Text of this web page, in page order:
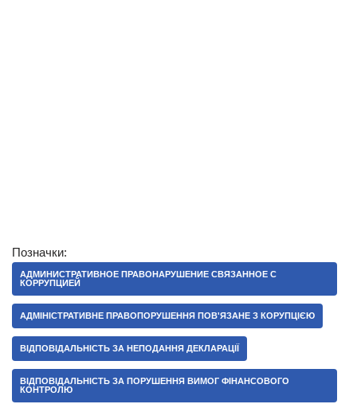
Позначки:
АДМИНИСТРАТИВНОЕ ПРАВОНАРУШЕНИЕ СВЯЗАННОЕ С
КОРРУПЦИЕЙ
АДМІНІСТРАТИВНЕ ПРАВОПОРУШЕННЯ ПОВ'ЯЗАНЕ З КОРУПЦІЄЮ
ВІДПОВІДАЛЬНІСТЬ ЗА НЕПОДАННЯ ДЕКЛАРАЦІЇ
ВІДПОВІДАЛЬНІСТЬ ЗА ПОРУШЕННЯ ВИМОГ ФІНАНСОВОГО
КОНТРОЛЮ